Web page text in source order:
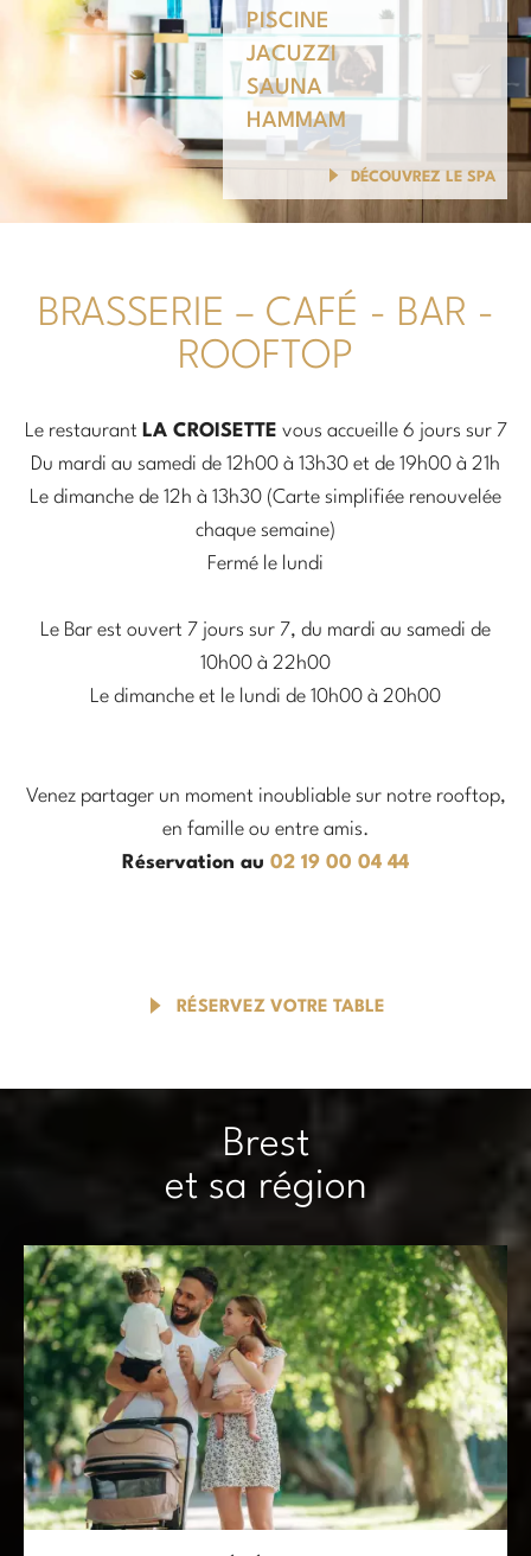
PISCINE
JACUZZI
SAUNA
HAMMAM
DÉCOUVREZ LE SPA
BRASSERIE – CAFÉ - BAR -
ROOFTOP
Le restaurant LA CROISETTE vous accueille 6 jours sur 7
Du mardi au samedi de 12h00 à 13h30 et de 19h00 à 21h
Le dimanche de 12h à 13h30 (Carte simplifiée renouvelée
chaque semaine)
Fermé le lundi
Le Bar est ouvert 7 jours sur 7, du mardi au samedi de
10h00 à 22h00
Le dimanche et le lundi de 10h00 à 20h00
Venez partager un moment inoubliable sur notre rooftop,
en famille ou entre amis.
Réservation au 02 19 00 04 44
RÉSERVEZ VOTRE TABLE
Brest
et sa région